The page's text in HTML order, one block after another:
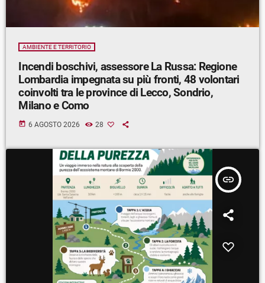
AMBIENTE E TERRITORIO
Incendi boschivi, assessore La Russa: Regione
Lombardia impegnata su più fronti, 48 volontari
coinvolti tra le province di Lecco, Sondrio,
Milano e Como
today 6 AGOSTO 2026 28
insert_link